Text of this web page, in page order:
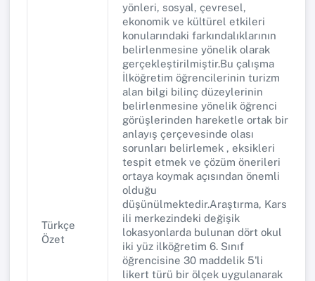
Türkçe
Özet
yönleri, sosyal, çevresel,
ekonomik ve kültürel etkileri
konularındaki farkındalıklarının
belirlenmesine yönelik olarak
gerçekleştirilmiştir.Bu çalışma
İlköğretim öğrencilerinin turizm
alan bilgi bilinç düzeylerinin
belirlenmesine yönelik öğrenci
görüşlerinden hareketle ortak bir
anlayış çerçevesinde olası
sorunları belirlemek , eksikleri
tespit etmek ve çözüm önerileri
ortaya koymak açısından önemli
olduğu
düşünülmektedir.Araştırma, Kars
ili merkezindeki değişik
lokasyonlarda bulunan dört okul
iki yüz ilköğretim 6. Sınıf
öğrencisine 30 maddelik 5'li
likert türü bir ölçek uygulanarak